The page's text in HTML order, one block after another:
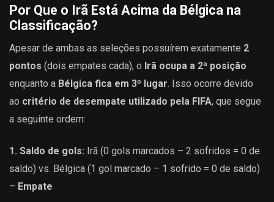
Por Que o Irã Está Acima da Bélgica na
Classificação?
Apesar de ambas as seleções possuírem exatamente 2
pontos (dois empates cada), o Irã ocupa a 2ª posição
enquanto a Bélgica fica em 3º lugar. Isso ocorre devido
ao critério de desempate utilizado pela FIFA, que segue
a seguinte ordem:
1. Saldo de gols: Irã (0 gols marcados – 2 sofridos = 0 de
saldo) vs. Bélgica (1 gol marcado – 1 sofrido = 0 de saldo)
– Empate